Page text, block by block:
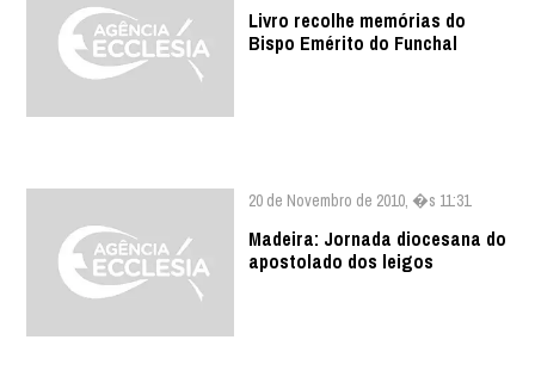
Livro recolhe memórias do
Bispo Emérito do Funchal
20 de Novembro de 2010, �s 11:31
Madeira: Jornada diocesana do
apostolado dos leigos